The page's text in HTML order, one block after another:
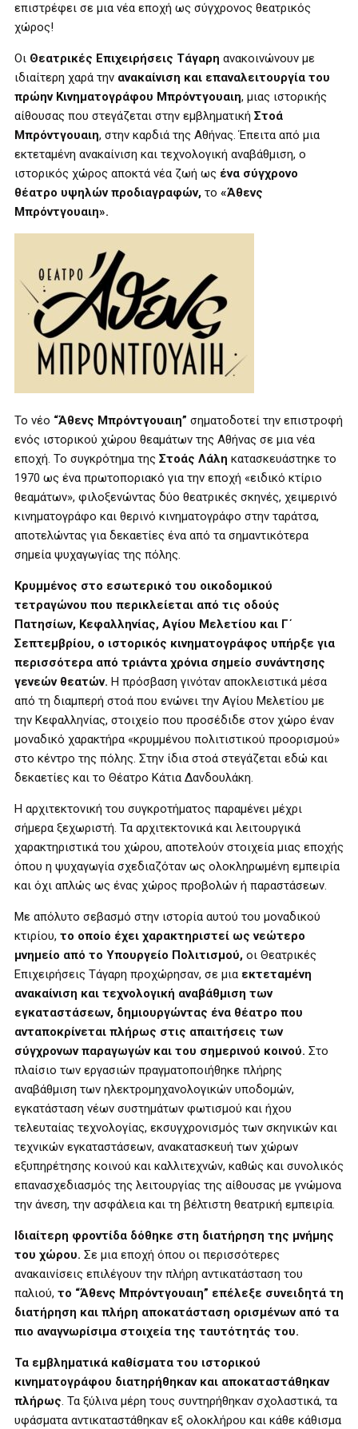
επιστρέφει σε μια νέα εποχή ως σύγχρονος θεατρικός
χώρος!
Οι Θεατρικές Επιχειρήσεις Τάγαρη ανακοινώνουν με
ιδιαίτερη χαρά την ανακαίνιση και επαναλειτουργία του
πρώην Κινηματογράφου Μπρόντγουαιη, μιας ιστορικής
αίθουσας που στεγάζεται στην εμβληματική Στοά
Μπρόντγουαιη, στην καρδιά της Αθήνας. Έπειτα από μια
εκτεταμένη ανακαίνιση και τεχνολογική αναβάθμιση, ο
ιστορικός χώρος αποκτά νέα ζωή ως ένα σύγχρονο
θέατρο υψηλών προδιαγραφών, το «Άθενς
Μπρόντγουαιη».
Το νέο “Άθενς Μπρόντγουαιη” σηματοδοτεί την επιστροφή
ενός ιστορικού χώρου θεαμάτων της Αθήνας σε μια νέα
εποχή. Το συγκρότημα της Στοάς Λάλη κατασκευάστηκε το
1970 ως ένα πρωτοποριακό για την εποχή «ειδικό κτίριο
θεαμάτων», φιλοξενώντας δύο θεατρικές σκηνές, χειμερινό
κινηματογράφο και θερινό κινηματογράφο στην ταράτσα,
αποτελώντας για δεκαετίες ένα από τα σημαντικότερα
σημεία ψυχαγωγίας της πόλης.
Κρυμμένος στο εσωτερικό του οικοδομικού
τετραγώνου που περικλείεται από τις οδούς
Πατησίων, Κεφαλληνίας, Αγίου Μελετίου και Γ΄
Σεπτεμβρίου, ο ιστορικός κινηματογράφος υπήρξε για
περισσότερα από τριάντα χρόνια σημείο συνάντησης
γενεών θεατών. Η πρόσβαση γινόταν αποκλειστικά μέσα
από τη διαμπερή στοά που ενώνει την Αγίου Μελετίου με
την Κεφαλληνίας, στοιχείο που προσέδιδε στον χώρο έναν
μοναδικό χαρακτήρα «κρυμμένου πολιτιστικού προορισμού»
στο κέντρο της πόλης. Στην ίδια στοά στεγάζεται εδώ και
δεκαετίες και το Θέατρο Κάτια Δανδουλάκη.
Η αρχιτεκτονική του συγκροτήματος παραμένει μέχρι
σήμερα ξεχωριστή. Τα αρχιτεκτονικά και λειτουργικά
χαρακτηριστικά του χώρου, αποτελούν στοιχεία μιας εποχής
όπου η ψυχαγωγία σχεδιαζόταν ως ολοκληρωμένη εμπειρία
και όχι απλώς ως ένας χώρος προβολών ή παραστάσεων.
Με απόλυτο σεβασμό στην ιστορία αυτού του μοναδικού
κτιρίου, το οποίο έχει χαρακτηριστεί ωςνεώτερο
μνημείο από το Υπουργείο Πολιτισμού, οι Θεατρικές
Επιχειρήσεις Τάγαρη προχώρησαν, σε μια εκτεταμένη
ανακαίνιση και τεχνολογική αναβάθμιση των
εγκαταστάσεων, δημιουργώντας ένα θέατρο που
ανταποκρίνεται πλήρως στις απαιτήσεις των
σύγχρονων παραγωγών και του σημερινού κοινού. Στο
πλαίσιο των εργασιών πραγματοποιήθηκε πλήρης
αναβάθμιση των ηλεκτρομηχανολογικών υποδομών,
εγκατάσταση νέων συστημάτων φωτισμού και ήχου
τελευταίας τεχνολογίας, εκσυγχρονισμός των σκηνικών και
τεχνικών εγκαταστάσεων, ανακατασκευή των χώρων
εξυπηρέτησης κοινού και καλλιτεχνών, καθώς και συνολικός
επανασχεδιασμός της λειτουργίας της αίθουσας με γνώμονα
την άνεση, την ασφάλεια και τη βέλτιστη θεατρική εμπειρία.
Ιδιαίτερη φροντίδα δόθηκε στη διατήρηση της μνήμης
του χώρου. Σε μια εποχή όπου οι περισσότερες
ανακαινίσεις επιλέγουν την πλήρη αντικατάσταση του
παλιού, το “Άθενς Μπρόντγουαιη” επέλεξε συνειδητά τη
διατήρηση και πλήρη αποκατάσταση ορισμένων από τα
πιο αναγνωρίσιμα στοιχεία της ταυτότητάς του.
Τα εμβληματικά καθίσματα του ιστορικού
κινηματογράφου διατηρήθηκαν και αποκαταστάθηκαν
πλήρως. Τα ξύλινα μέρη τους συντηρήθηκαν σχολαστικά, τα
υφάσματα αντικαταστάθηκαν εξ ολοκλήρου και κάθε κάθισμα